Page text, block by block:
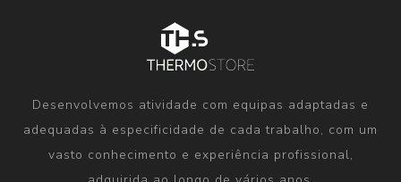
Desenvolvemos atividade com equipas adaptadas e
adequadas à especificidade de cada trabalho, com um
vasto conhecimento e experiência profissional,